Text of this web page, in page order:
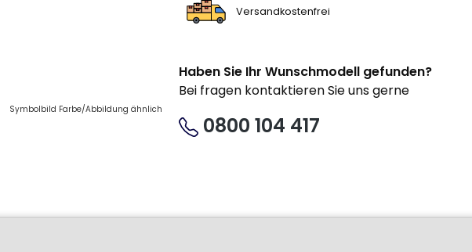
Symbolbild Farbe/Abbildung ähnlich
Versandkostenfrei
Haben Sie Ihr Wunschmodell gefunden?
Bei fragen kontaktieren Sie uns gerne
0800 104 417